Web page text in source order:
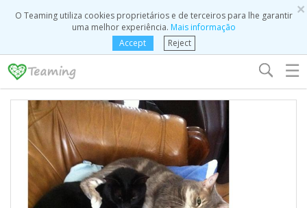
×
O Teaming utiliza cookies proprietários e de terceiros para lhe garantir
uma melhor experiência. Mais informação
Accept
Reject
☰